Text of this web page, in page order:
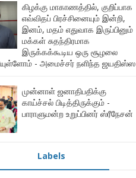
கிழக்கு மாகாணத்தில், குறிப்பாக
எவ்விதப் பிரச்சினையும் இன்றி,
இனம், மதம் எதுவாக இருப்பினும்
மக்கள் சுதந்திரமாக
இருக்கக்கூடிய ஒரு சூழலை
- அமைச்சர் நளிந்த ஜயதிஸ்ஸ
முன்னாள் ஜனாதிபதிக்கு
காய்ச்சல் பிடித்திருக்கும் -
பாராளுமன்ற உறுப்பினர் ஸ்ரீநேசன்
Labels